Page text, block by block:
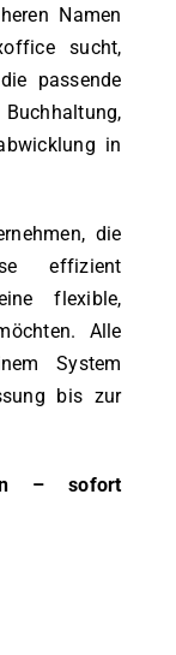
Namen
sucht,
passende
in
die
effizient
flexible,
Alle
System
bis zur
– sofort